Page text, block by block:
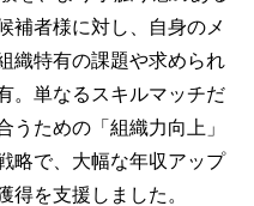
補者様に対し、自身のメ
織特有の課題や求められ
。単なるスキルマッチだ
うための「組織力向上」
略で、大幅な年収アップ
得を支援しました。